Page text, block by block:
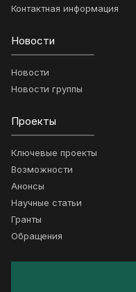
Контактная информация
Новости
Новости
Новости группы
Проекты
Ключевые проекты
Возможности
Анонсы
Научные статьи
Гранты
Обращения